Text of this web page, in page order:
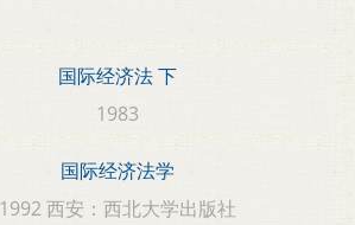
国际经济法 下
1983
国际经济法学
1992 西安：西北大学出版社